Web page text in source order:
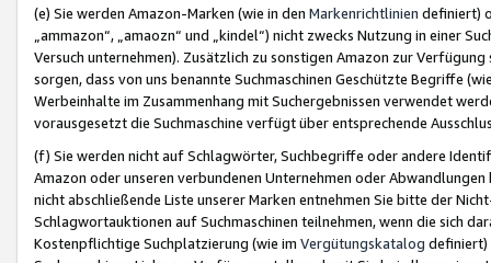
(e) Sie werden Amazon-Marken (wie in den Markenrichtlinien definiert)
„ammazon“, „amaozn“ und „kindel“) nicht zwecks Nutzung in einer
Versuch unternehmen). Zusätzlich zu sonstigen Amazon zur
sorgen, dass von uns benannte Suchmaschinen Geschützte Begriffe
Werbeinhalte im Zusammenhang mit Suchergebnissen verwendet
vorausgesetzt die Suchmaschine verfügt über entsprechende
(f) Sie werden nicht auf Schlagwörter, Suchbegriffe oder andere
Amazon oder unseren verbundenen Unternehmen oder
nicht abschließende Liste unserer Marken entnehmen Sie bitte der
Schlagwortauktionen auf Suchmaschinen teilnehmen, wenn die sich
Kostenpflichtige Suchplatzierung (wie im Vergütungskatalog definiert)